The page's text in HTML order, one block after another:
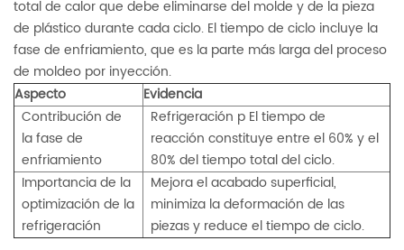
total de calor que debe eliminarse del molde y de la pieza
de plástico durante cada ciclo. El tiempo de ciclo incluye la
fase de enfriamiento, que es la parte más larga del proceso
de moldeo por inyección.
Aspecto
Evidencia
Contribución de
la fase de
enfriamiento
Refrigeración p El tiempo de
reacción constituye entre el 60% y el
80% del tiempo total del ciclo.
Importancia de la
optimización de la
refrigeración
Mejora el acabado superficial,
minimiza la deformación de las
piezas y reduce el tiempo de ciclo.